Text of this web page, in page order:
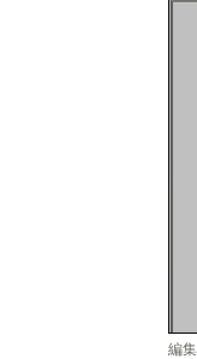
編